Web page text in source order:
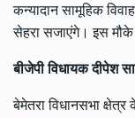
कन्यादान सामूहिक
सेहरा सजाएंगे। इस मौके
बीजेपी विधायक दीपेश
बेमेतरा विधानसभा